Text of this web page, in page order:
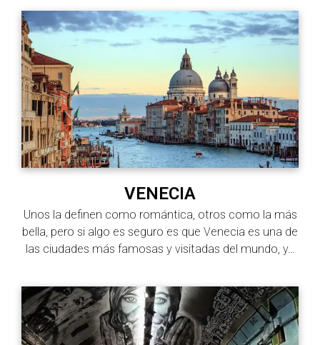
VENECIA
Unos la definen como romántica, otros como la más
bella, pero si algo es seguro es que Venecia es una de
las ciudades más famosas y visitadas del mundo, y…